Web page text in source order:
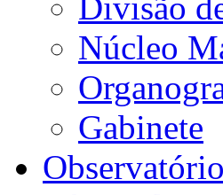
Núcleo
Gabinete